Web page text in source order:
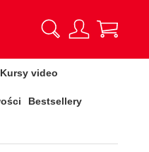
Kursy video
Bestsellery